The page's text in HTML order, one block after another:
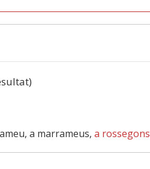
a marrameus, a rossegons